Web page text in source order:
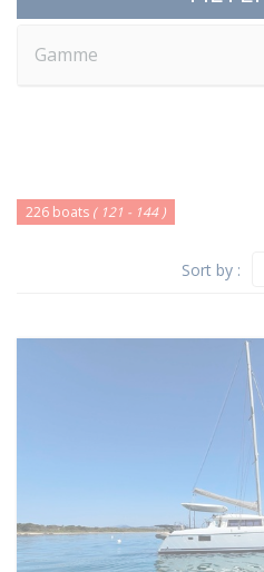
Gamme
226 boats ( 121 - 144 )
Sort by :